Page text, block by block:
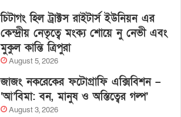
চিটাগং হিল ট্রাক্টস রাইটার্স ইউনিয়ন এর
কেন্দ্রীয় নেতৃত্বে মংক্য শোয়ে নু নেভী এবং
মুকুল কান্তি ত্রিপুরা
August 5, 2026
জাজং নকরেকের ফটোগ্রাফি এক্সিবিশন –
‘আ’বিমা: বন, মানুষ ও অস্তিত্বের গল্প’
August 3, 2026